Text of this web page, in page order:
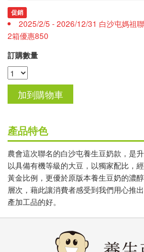
促銷
2025/2/5 - 2026/12/31 白沙屯媽祖聯
2箱優惠850
訂購數量
產品特色
農會這次聯名的白沙屯養生豆奶款，是
以具備有機等級的大豆，以獨家配比，
黃金比例，更優於原版本養生豆奶的濃
層次，藉此讓消費者感受到我們用心推
產加工品的好。